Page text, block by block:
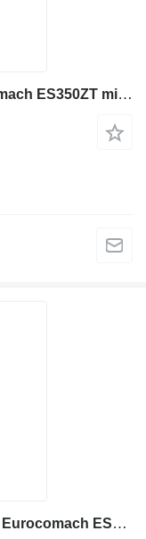
Șenilă oruga de goma para Eurocomach ES350ZT miniexcavadora
400 x 72.5 x 72 oruga de goma para Eurocomach ES500 miniexcavadora